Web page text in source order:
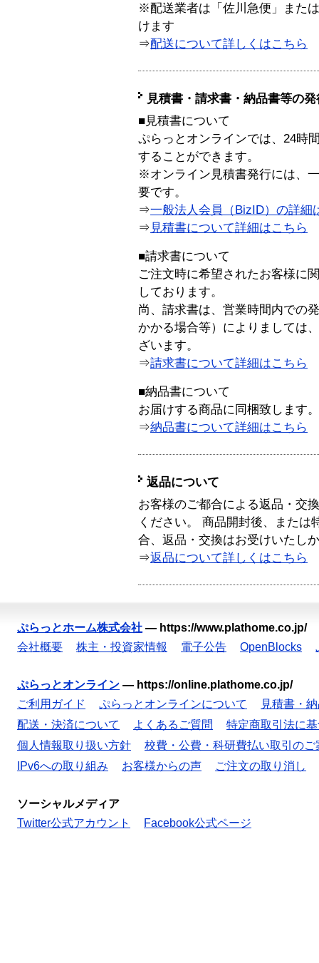
※配送業者は「佐川急便」また
けます
⇒配送について詳しくはこちら
見積書・請求書・納品書等の
■見積書について
ぷらっとオンラインでは、24時
することができます。
※オンライン見積書発行には、
要です。
⇒一般法人会員（BizID）の詳細
⇒ 見積書について詳細はこちら
■請求書について
ご注文時に希望されたお客様に
しております。
尚、請求書は、営業時間内での
かかる場合等）によりましては
ざいます。
⇒請求書について詳細はこちら
■納品書について
お届けする商品に同梱致します。
⇒納品書について詳細はこちら
返品について
お客様のご都合による返品・交
ください。 商品開封後、または
合、返品・交換はお受けいたし
⇒返品について詳しくはこちら
ぷらっとホーム株式会社 — https://www.plathome.co.jp/
会社概要
株主・投資家情報 電子公告 OpenBlocks
ぷらっとオンライン — https://online.plathome.co.jp/
ご利用ガイド
ぷらっとオンラインについて
見積書・
配送・決済について
よくあるご質問
特定商取引法に
個人情報取り扱い方針
校費・公費・科研費払い取引のご
IPv6への取り組み
お客様からの声 ご注文の取り消し
ソーシャルメディア
Twitter公式アカウント
Facebook公式ページ